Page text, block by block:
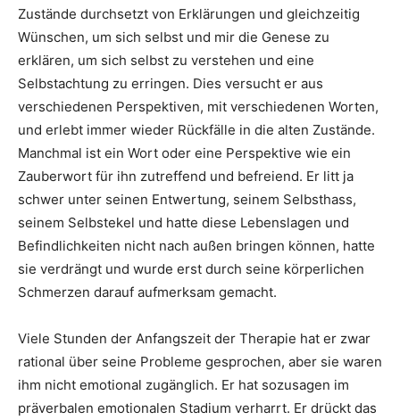
Zustände durchsetzt von Erklärungen und gleichzeitig
Wünschen, um sich selbst und mir die Genese zu
erklären, um sich selbst zu verstehen und eine
Selbstachtung zu erringen. Dies versucht er aus
verschiedenen Perspektiven, mit verschiedenen Worten,
und erlebt immer wieder Rückfälle in die alten Zustände.
Manchmal ist ein Wort oder eine Perspektive wie ein
Zauberwort für ihn zutreffend und befreiend. Er litt ja
schwer unter seinen Entwertung, seinem Selbsthass,
seinem Selbstekel und hatte diese Lebenslagen und
Befindlichkeiten nicht nach außen bringen können, hatte
sie verdrängt und wurde erst durch seine körperlichen
Schmerzen darauf aufmerksam gemacht.
Viele Stunden der Anfangszeit der Therapie hat er zwar
rational über seine Probleme gesprochen, aber sie waren
ihm nicht emotional zugänglich. Er hat sozusagen im
präverbalen emotionalen Stadium verharrt. Er drückt das